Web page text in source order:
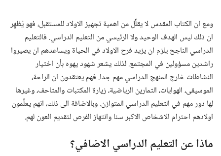
ومع ان الكتاب المقدس لا يقلِّل من اهمية تجهيز الاولاد للمستقبل،‏ فهو يُظهِر
ان ذلك ليس الهدف الوحيد ولا الرئيسي من التعليم الدراسي.‏ فالتعليم
الدراسي الناجح يلزم ان يزيد فرح الاولاد في الحياة ويساعدهم ان يصيروا
راشدين مسؤولين في المجتمع.‏ لذلك يشعر شهود يهوه بأن اختيار
النشاطات خارج المنهج الدراسي مهم جدا.‏ فهم يعتقدون ان الراحة،‏
الموسيقى،‏ الهوايات،‏ التمارين الرياضية،‏ زيارة المكتبات والمتاحف،‏ وغيرها
لها دور مهم في التعليم الدراسي المتوازن.‏ وبالاضافة الى ذلك،‏ انهم يعلِّمون
اولادهم احترام الاشخاص الاكبر سنا وانتهاز الفرص لتقديم العون لهم.‏
ماذا عن التعليم الدراسي الاضافي؟‏